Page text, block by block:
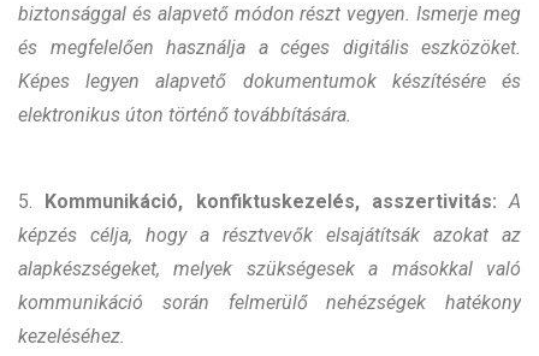
biztonsággal és alapvető módon részt vegyen. Ismerje meg
és megfelelően használja a céges digitális eszközöket.
Képes legyen alapvető dokumentumok készítésére és
elektronikus úton történő továbbítására.
5. Kommunikáció, konfiktuskezelés, asszertivitás: A
képzés célja, hogy a résztvevők elsajátítsák azokat az
alapkészségeket, melyek szükségesek a másokkal való
kommunikáció során felmerülő nehézségek hatékony
kezeléséhez.